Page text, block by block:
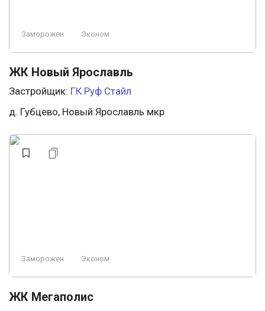
Заморожен Эконом
ЖК Новый Ярославль
Застройщик: ГК Руф Стайл
д. Губцево, Новый Ярославль мкр
Заморожен Эконом
ЖК Мегаполис